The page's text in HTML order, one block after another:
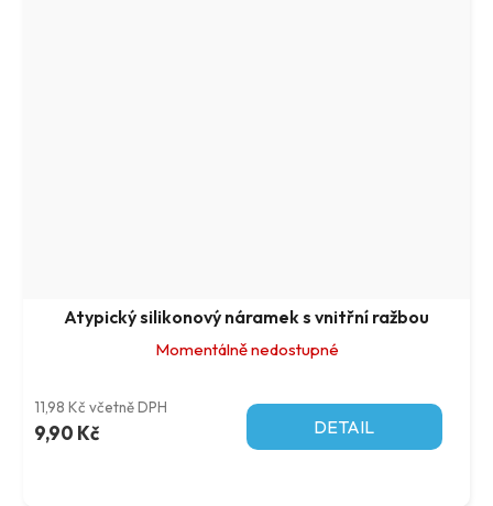
Atypický silikonový náramek s vnitřní ražbou
Momentálně nedostupné
11,98 Kč včetně DPH
9,90 Kč DETAIL